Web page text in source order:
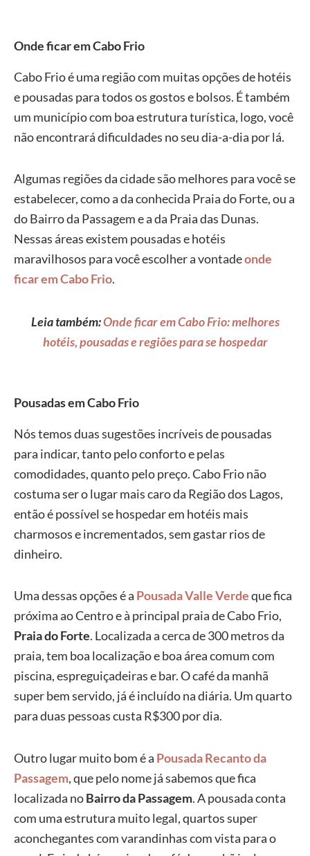
Onde ficar em Cabo Frio
Cabo Frio é uma região com muitas opções de hotéis
e pousadas para todos os gostos e bolsos. É também
um município com boa estrutura turística, logo, você
não encontrará dificuldades no seu dia-a-dia por lá.
Algumas regiões da cidade são melhores para você se
estabelecer, como a da conhecida Praia do Forte, ou a
do Bairro da Passagem e a da Praia das Dunas.
Nessas áreas existem pousadas e hotéis
maravilhosos para você escolher a vontadeonde
ficar em Cabo Frio.
Leia também:Onde ficar em Cabo Frio: melhores
hotéis, pousadas e regiões para se hospedar
Pousadas em Cabo Frio
Nós temos duas sugestões incríveis de pousadas
para indicar, tanto pelo conforto e pelas
comodidades, quanto pelo preço. Cabo Frio não
costuma ser o lugar mais caro da Região dos Lagos,
então é possível se hospedar em hotéis mais
charmosos e incrementados, sem gastar rios de
dinheiro.
Uma dessas opções é a Pousada Valle Verdeque fica
próxima ao Centro e à principal praia de Cabo Frio,
Praia do Forte. Localizada a cerca de 300 metros da
praia, tem boa localização e boa área comum com
piscina, espreguiçadeiras e bar. O café da manhã
super bem servido, já é incluído na diária. Um quarto
para duas pessoas custa R$300 por dia.
Outro lugar muito bom é a Pousada Recanto da
Passagem, que pelo nome já sabemos que fica
localizada noBairro da Passagem. A pousada conta
com uma estrutura muito legal, quartos super
aconchegantes com varandinhas com vista para o